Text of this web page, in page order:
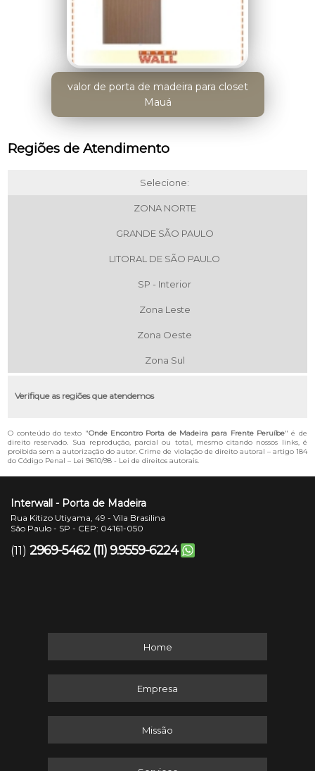
valor de porta de madeira para closet
Mauá
Regiões de Atendimento
Selecione:
ZONA NORTE
GRANDE SÃO PAULO
LITORAL DE SÃO PAULO
SP - Interior
Zona Leste
Zona Oeste
Zona Sul
Verifique as regiões que atendemos
O conteúdo do texto "Onde Encontro Porta de Madeira para Frente Peruíbe" é de
direito reservado. Sua reprodução, parcial ou total, mesmo citando nossos links, é
proibida sem a autorização do autor. Crime de violação de direito autoral – artigo 184
do Código Penal – Lei 9610/98 - Lei de direitos autorais.
Interwall - Porta de Madeira
Rua Kitizo Utiyama, 49 - Vila Brasilina
São Paulo - SP - CEP: 04161-050
(11) 2969-5462 (11) 9.9559-6224
Home
Empresa
Missão